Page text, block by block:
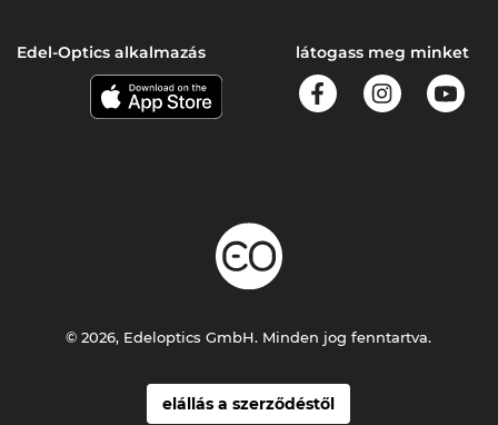
Edel-Optics alkalmazás látogass meg minket
elállás a szerződéstől
© 2026, Edeloptics GmbH. Minden jog fenntartva.